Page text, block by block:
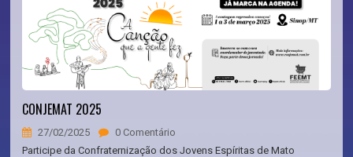
CONJEMAT 2025
27/02/2025
0 Comentário
Participe da Confraternização dos Jovens Espíritas de Mato